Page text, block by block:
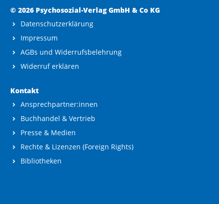
© 2026 Psychosozial-Verlag GmbH & Co KG
Datenschutzerklärung
Impressum
AGBs und Widerrufsbelehrung
Widerruf erklären
Kontakt
Ansprechpartner:innen
Buchhandel & Vertrieb
Presse & Medien
Rechte & Lizenzen (Foreign Rights)
Bibliotheken